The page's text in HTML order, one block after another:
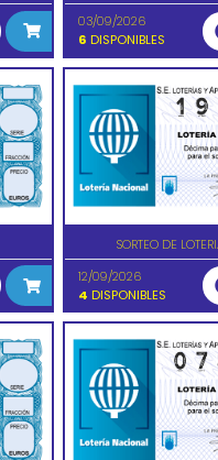
03/09/2026
6 DISPONIBLES
SORTEO DE
12/09/2026
4 DISPONIBLES